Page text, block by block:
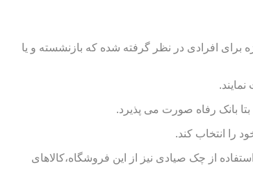
برای افرادی در نظر گرفته شده که بازنشسته و یا
بانک رفاه صورت می پذیرد.
را انتخاب کند.
از چک صیادی نیز از این فروشگاه،کالاهای